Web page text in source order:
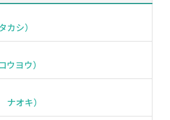
カシ）
ウヨウ）
ナオキ）